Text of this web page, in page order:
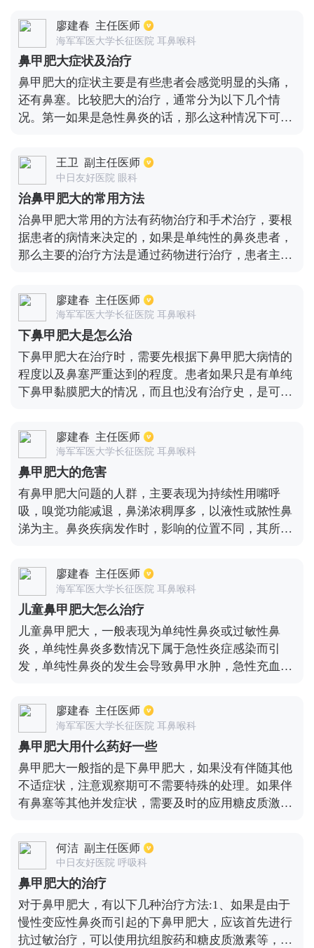
粘膜来治疗，它是通过疤痕收缩，来让下鼻甲缩小，
冷冻治疗法也是非常不错的，每次需要做1~2分钟，
可以将病变的粘膜脱落，然后使新的粘膜再生，这样
就会变薄，如果上述方法没有太大效果的话，也可以
采取手术治疗。
廖建春 主任医师
海军军医大学长征医院 耳鼻喉科
鼻甲肥大症状及治疗
鼻甲肥大的症状主要是有些患者会感觉明显的头痛，
还有鼻塞。比较肥大的治疗，通常分为以下几个情
况。第一如果是急性鼻炎的话，那么这种情况下可以
比如常见的蒲地蓝消炎口服液。第二，如果是过敏性
的鼻炎的话，那么这种情况下可以使用糖皮质激素类
的药物，或者是口服抗组胺药物。如果是慢性鼻窦炎
的话，这个时候可以先使用糖皮质激素来喷鼻子，没
有什么效果的话，就需要通过手术方式治疗。第四，
如果是良性或者恶性肿瘤，这种情况下需要通过手术
治疗。
王卫 副主任医师
中日友好医院 眼科
治鼻甲肥大的常用方法
治鼻甲肥大常用的方法有药物治疗和手术治疗，要根
据患者的病情来决定的，如果是单纯性的鼻炎患者，
那么主要的治疗方法是通过药物进行治疗，患者主要
续增生的患者，那么最主要的治疗方法是手术治疗，
主要是根据患者的病情，来选择合适的治疗方法，已
达到理想的治疗效果。
廖建春 主任医师
海军军医大学长征医院 耳鼻喉科
下鼻甲肥大是怎么治
下鼻甲肥大在治疗时，需要先根据下鼻甲肥大病情的
程度以及鼻塞严重达到的程度。患者如果只是有单纯
下鼻甲黏膜肥大的情况，而且也没有治疗史，是可以
拿、雷诺考特等，一般只需要每天使用2次，每次喷
两下即可，通过使用这种喷剂，是可以起到减轻下鼻
甲黏膜肿胀肥大症状的。患者如果是出现了下鼻甲黏
膜肥大明显时，同时还有桑葚样、硬度高，使用药物
治疗没有效果，就需要进行手术治疗，可以利用全麻
下鼻内镜，对下鼻甲黏膜进行离子消融术。患者如果
病史较长，而且炎症反复刺激后，导致出现了鼻甲骨
彻底治疗下鼻甲肥大疾病。
廖建春 主任医师
海军军医大学长征医院 耳鼻喉科
鼻甲肥大的危害
有鼻甲肥大问题的人群，主要表现为持续性用嘴呼
吸，嗅觉功能减退，鼻涕浓稠厚多，以液性或脓性鼻
涕为主。鼻炎疾病发作时，影响的位置不同，其所呈
由于呼吸受阻而出现血氧浓度变低的情况，导致其他
组织、器官功能及代谢障碍，引发头晕、记忆力减
退、胸部闷痛或是精神不振等症状出现。部分还会诱
发肺气肿、哮喘病或肺心病等严重并发症。鼻炎治疗
不及时，嗅觉黏膜受到影响时，会有无法嗅到香臭味
等嗅觉障碍问题发生。
廖建春 主任医师
海军军医大学长征医院 耳鼻喉科
儿童鼻甲肥大怎么治疗
儿童鼻甲肥大，一般表现为单纯性鼻炎或过敏性鼻
炎，单纯性鼻炎多数情况下属于急性炎症感染而引
发，单纯性鼻炎的发生会导致鼻甲水肿，急性充血，
较重，白天较轻，并且呈交替性改变。治疗单纯性鼻
炎可外用达芬霖鼻气雾剂，注意不能长期使用，使用
时间不能超过一周，另外患者要多运动，通过跑步、
快走、做健身操等运动，使鼻甲的舒张与收缩功能得
到恢复，进而慢慢治愈。过敏性鼻炎主要是指鼻腔吸
入过敏源后引发的鼻甲水肿，针对过敏性鼻炎的治疗
措施主要是避免接触过敏源，服用抗过敏药物，比如
理，一个月左右就可治愈。
廖建春 主任医师
海军军医大学长征医院 耳鼻喉科
鼻甲肥大用什么药好一些
鼻甲肥大一般指的是下鼻甲肥大，如果没有伴随其他
不适症状，注意观察期可不需要特殊的处理。如果伴
有鼻塞等其他并发症状，需要及时的应用糖皮质激素
是其作用效果相比较而言比较缓慢。不过，选择含有
麻黄素等血管收缩剂成分的喷鼻剂，疗效确切。但是
在应用时需要慎重选择，使用的疗程不宜超过7天，
如果通过药物治疗无法缓解鼻塞等症状，则需要通过
手术治疗，促使下鼻甲体积缩小，最终达到通气的目
的。
何洁 副主任医师
中日友好医院 呼吸科
鼻甲肥大的治疗
对于鼻甲肥大，有以下几种治疗方法:1、如果是由于
慢性变应性鼻炎而引起的下鼻甲肥大，应该首先进行
抗过敏治疗，可以使用抗组胺药和糖皮质激素等，这